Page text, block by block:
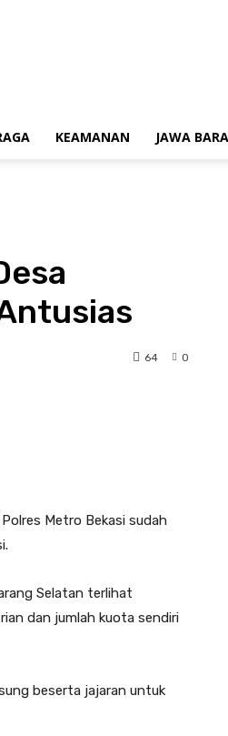
KEAMANAN JAWA
0
64
Metro Bekasi sudah
Selatan terlihat
dan jumlah kuota sendiri
beserta jajaran untuk